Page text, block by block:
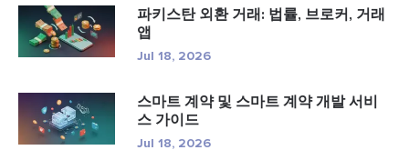
파키스탄 외환 거래: 법률, 브로커, 거래
앱
Jul 18, 2026
스마트 계약 및 스마트 계약 개발 서비
스 가이드
Jul 18, 2026